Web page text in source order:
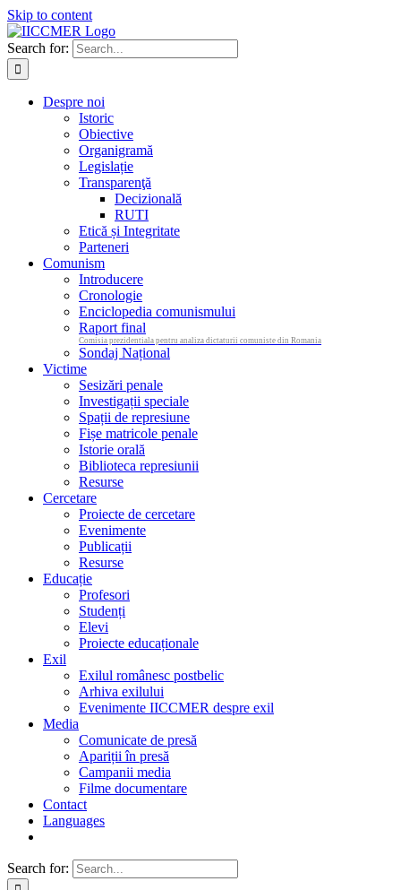
Skip to content
Search for:
Despre noi
Istoric
Obiective
Organigramă
Legislație
Transparenţă
Decizională
RUTI
Etică și Integritate
Parteneri
Comunism
Introducere
Cronologie
Enciclopedia comunismului
Raport final
Comisia prezidentiala pentru analiza dictaturii comuniste din Romania
Sondaj Național
Victime
Sesizări penale
Investigații speciale
Spații de represiune
Fișe matricole penale
Istorie orală
Biblioteca represiunii
Resurse
Cercetare
Proiecte de cercetare
Evenimente
Publicații
Resurse
Educație
Profesori
Studenți
Elevi
Proiecte educaționale
Exil
Exilul românesc postbelic
Arhiva exilului
Evenimente IICCMER despre exil
Media
Comunicate de presă
Apariții în presă
Campanii media
Filme documentare
Contact
Languages
Search for: